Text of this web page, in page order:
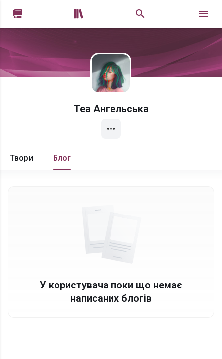
 
Теа Ангельська
Твори Блог
У користувача поки що немає
написаних блогів